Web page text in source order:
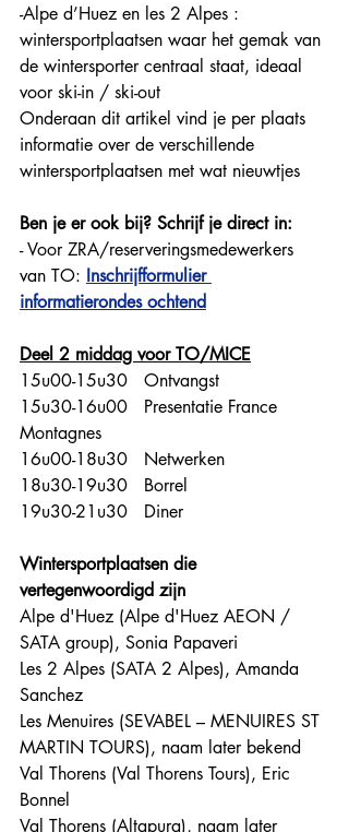
-Alpe d’Huez en les 2 Alpes :
wintersportplaatsen waar het gemak van
de wintersporter centraal staat, ideaal
voor ski-in / ski-out
Onderaan dit artikel vind je per plaats
informatie over de verschillende
wintersportplaatsen met wat nieuwtjes
Ben je er ook bij? Schrijf je direct in:
- Voor ZRA/reserveringsmedewerkers
van TO: Inschrijfformulier
informatierondes ochtend
Deel 2 middag voor TO/MICE
15u00-15u30   Ontvangst
15u30-16u00   Presentatie France
Montagnes
16u00-18u30   Netwerken
18u30-19u30   Borrel
19u30-21u30   Diner
Wintersportplaatsen die
vertegenwoordigd zijn
Alpe d'Huez (Alpe d'Huez AEON /
SATA group), Sonia Papaveri
Les 2 Alpes (SATA 2 Alpes), Amanda
Sanchez
Les Menuires (SEVABEL – MENUIRES ST
MARTIN TOURS), naam later bekend
Val Thorens (Val Thorens Tours), Eric
Bonnel
Val Thorens (Altapura), naam later